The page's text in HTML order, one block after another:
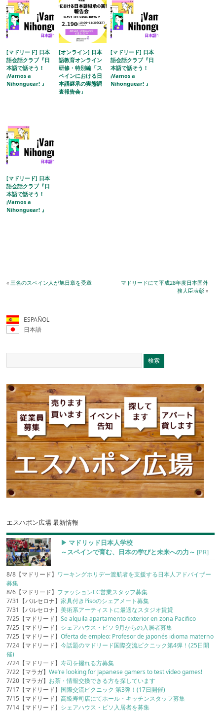
[マドリード] 日本
語会話クラブ『日
本語で話そう！
¡Vamos a
Nihonguear! 』
[オンライン] 日本
語教育オンライン
研修・特別編「ス
ペインにおける日
本語継承の実態調
査報告会」
[マドリード] 日本
語会話クラブ『日
本語で話そう！
¡Vamos a
Nihonguear! 』
[マドリード] 日本
語会話クラブ『日
本語で話そう！
¡Vamos a
Nihonguear! 』
«三名のスペイン人が旭日章を受章
マドリードにて平成28年度日本国外
務大臣表彰»
ESPAÑOL
日本語
エスハポン広場 最新情報
▶︎ マドリッド日本人学校
～スペインで育む、日本の学びと未来への力～ [PR]
8/8【マドリード】 ワーキングホリデー渡航者を支援する日本人アドバイザー
募集
8/6【マドリード】 ファッションEC営業スタッフ募集
7/31【バルセロナ】家具付きPisoのシェアメート募集
7/31【バルセロナ】美術系アーティストに最適なスタジオ賃貸
7/25【マドリード】Se alquila apartamento exterior en zona Pacifico
7/25【マドリード】 シェアハウス・ピソ 9月からの入居者募集
7/25【マドリード】Oferta de empleo: Profesor de japonés idioma materno
7/24【マドリード】今話題のマドリード国際交流ピクニック第4弾！(25日開
催)
7/24【マドリード】寿司を握れる方募集
7/22【マラガ】We’re looking for Japanese gamers to test video games!
7/20【マラガ】 お茶・情報交換できる方を探しています
7/17【マドリード】 国際交流ピクニック 第3弾！(17日開催)
7/15【マドリード】高級寿司店にてホール・キッチンスタッフ募集
7/14【マドリード】 シェアハウス・ピソ入居者を募集